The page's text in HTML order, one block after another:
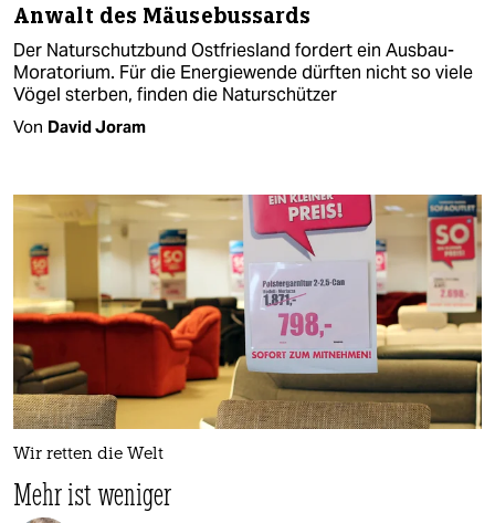
Anwalt des Mäusebussards
Der Naturschutzbund Ostfriesland fordert ein Ausbau-
Moratorium. Für die Energiewende dürften nicht so viele
Vögel sterben, finden die Naturschützer
Von David Joram
Wir retten die Welt
Mehr ist weniger